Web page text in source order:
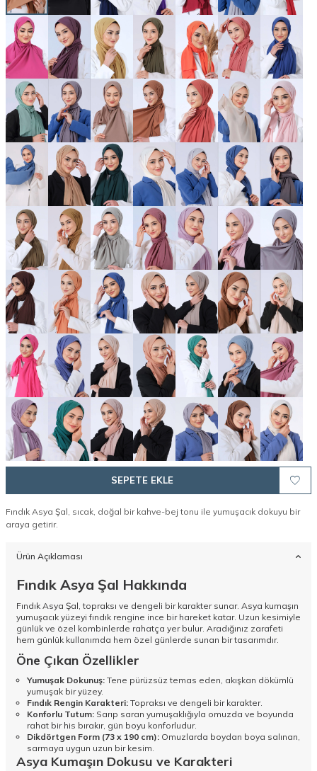
SEPETE EKLE
Fındık Asya Şal, sıcak, doğal bir kahve-bej tonu ile yumuşacık dokuyu bir
araya getirir.
Ürün Açıklaması
Fındık Asya Şal Hakkında
Fındık Asya Şal, topraksı ve dengeli bir karakter sunar. Asya kumaşın
yumuşacık yüzeyi fındık rengine ince bir hareket katar. Uzun kesimiyle
günlük ve özel kombinlerde rahatça yer bulur. Aradığınız zarafeti
hem günlük kullanımda hem özel günlerde sunan bir tasarımdır.
Öne Çıkan Özellikler
Yumuşak Dokunuş: Tene pürüzsüz temas eden, akışkan dökümlü
yumuşak bir yüzey.
Fındık Rengin Karakteri: Topraksı ve dengeli bir karakter.
Konforlu Tutum: Sarıp saran yumuşaklığıyla omuzda ve boyunda
rahat bir his bırakır, gün boyu konforludur.
Dikdörtgen Form (73 x 190 cm): Omuzlarda boydan boya salınan,
sarmaya uygun uzun bir kesim.
Asya Kumaşın Dokusu ve Karakteri